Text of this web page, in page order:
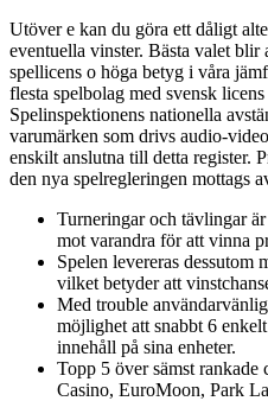
Utöver e kan du göra ett dåligt
eventuella vinster. Bästa valet blir
spellicens o höga betyg i våra
flesta spelbolag med svensk
Spelinspektionens nationella
varumärken som drivs audio-
enskilt anslutna till detta register.
den nya spelregleringen mottags
Turneringar och tävlingar
mot varandra för att vinna
Spelen levereras dessutom
vilket betyder att
Med trouble
möjlighet att snabbt 6
innehåll på sina enheter.
Topp 5 över sämst
Casino, EuroMoon, Park